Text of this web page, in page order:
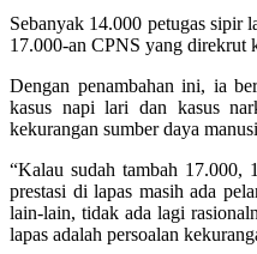
Sebanyak 14.000 petugas sipir
17.000-an CPNS yang direkrut
Dengan penambahan ini, ia
kasus napi lari dan kasus
kekurangan sumber daya
“Kalau sudah tambah 17.000,
prestasi di lapas masih ada
lain-lain, tidak ada lagi
lapas adalah persoalan